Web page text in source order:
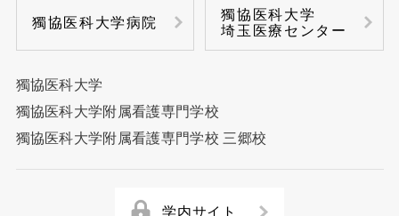
獨協医科大学病院
獨協医科大学
埼玉医療センター
獨協医科大学
獨協医科大学附属看護専門学校
獨協医科大学附属看護専門学校 三郷校
学内サイト